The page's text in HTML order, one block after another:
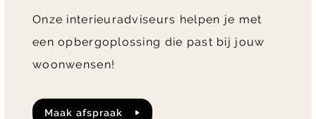
Onze interieuradviseurs helpen je met
een opbergoplossing die past bij jouw
woonwensen!
maak afspraak